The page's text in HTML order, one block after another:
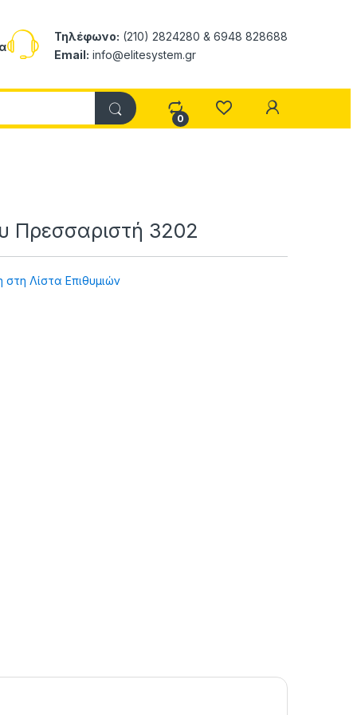
Τηλέφωνο: (210) 2824280 & 6948 828688
Email: info@elitesystem.gr
0
Πρεσσαριστή 3202
στη Λίστα Επιθυμιών